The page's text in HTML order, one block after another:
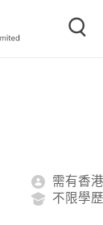
需有香
不限學歷